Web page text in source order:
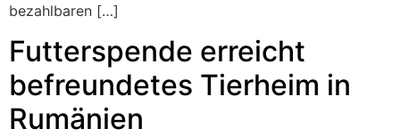
bezahlbaren […]
Futterspende erreicht
befreundetes Tierheim in
Rumänien